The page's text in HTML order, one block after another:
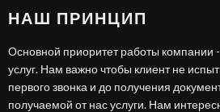
НАШ ПРИНЦИП
Основной приоритет работы компании
услуг. Нам важно чтобы клиент не
первого звонка и до получения
получаемой от нас услуги. Нам